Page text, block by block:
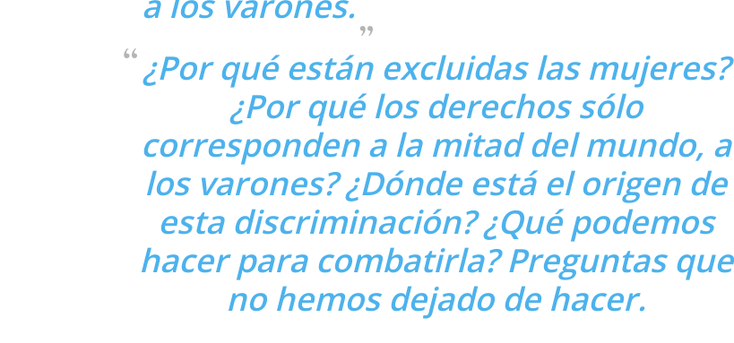
¿Por qué están excluidas las mujeres?
¿Por qué los derechos sólo
corresponden a la mitad del mundo, a
los varones? ¿Dónde está el origen de
esta discriminación? ¿Qué podemos
hacer para combatirla? Preguntas que
no hemos dejado de hacer.